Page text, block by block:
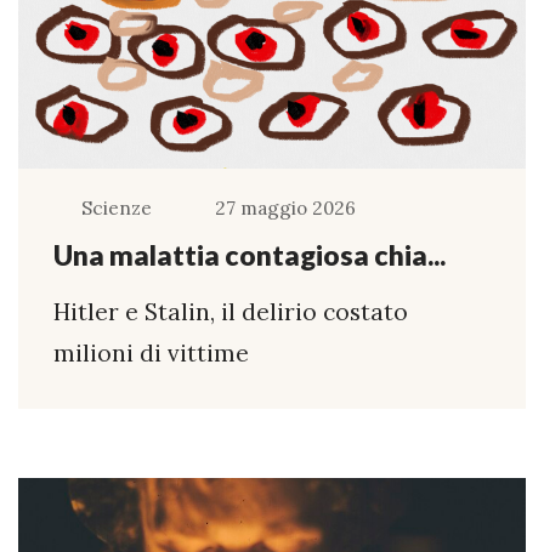
Scienze 27 maggio 2026
Una malattia contagiosa chia...
Hitler e Stalin, il delirio costato
milioni di vittime